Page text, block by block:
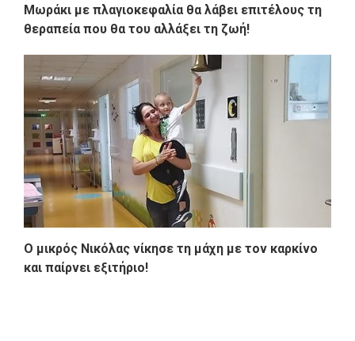
Μωράκι με πλαγιοκεφαλία θα λάβει επιτέλους τη
θεραπεία που θα του αλλάξει τη ζωή!
Ο μικρός Νικόλας νίκησε τη μάχη με τον καρκίνο
και παίρνει εξιτήριο!